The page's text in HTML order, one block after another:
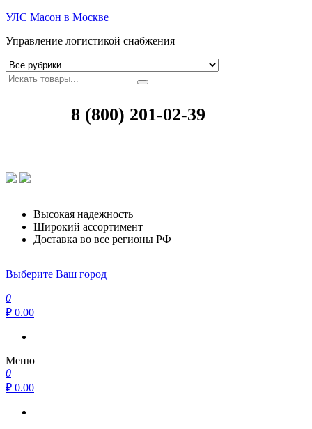
УЛС Масон в Москве
Управление логистикой снабжения
8 (800) 201-02-39
Высокая надежность
Широкий ассортимент
Доставка во все регионы РФ
Выберите Ваш город
0
₽ 0.00
Меню
0
₽ 0.00